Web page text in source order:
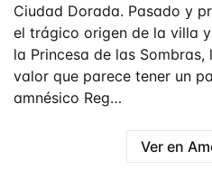
Ciudad Dorada. Pasado y
el trágico origen de la villa
la Princesa de las
valor que parece tener un
amnésico Reg…
Ver en